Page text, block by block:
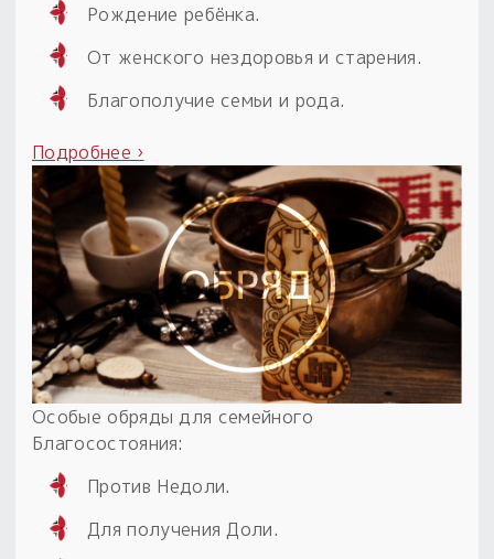
Рождение ребёнка.
От женского нездоровья и старения.
Благополучие семьи и рода.
Подробнее ›
Особые обряды для семейного
Благосостояния:
Против Недоли.
Для получения Доли.